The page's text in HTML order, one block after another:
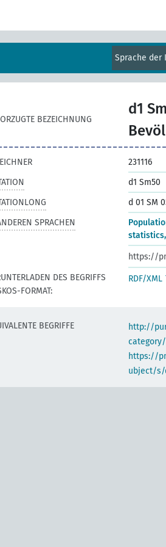
Sprache der
BEZEICHNUNG
d1
231116
d1 Sm50
d 01 SM
SPRACHEN
https://
DES BEGRIFFS
FORMAT:
RDF/XML
BEGRIFFE
http://
https://
ubject/s/